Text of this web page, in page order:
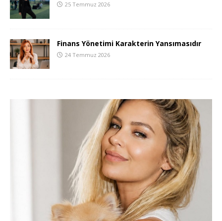
25 Temmuz 2026
Finans Yönetimi Karakterin Yansımasıdır
24 Temmuz 2026